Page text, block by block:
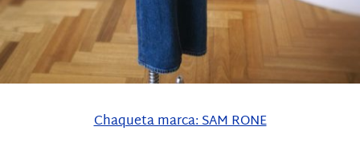
Chaqueta marca: SAM RONE